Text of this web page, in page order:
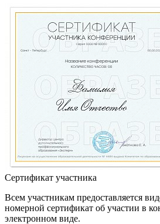
Сертификат участника
Всем участникам предоставляется
номерной сертификат об участии в
электронном виде.